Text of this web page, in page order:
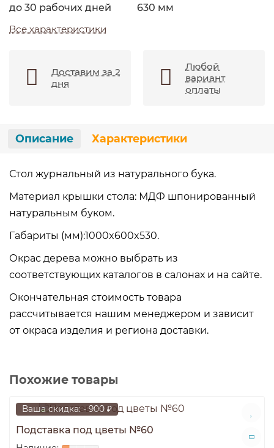
до 30 рабочих дней
630 мм
Все характеристики
Доставим за 2
дня
Любой
вариант
оплаты
Описание Характеристики
Стол журнальный из натурального бука.
Материал крышки стола: МДФ шпонированный
натуральным буком.
Габариты (мм):1000x600x530.
Окрас дерева можно выбрать из
соответствующих каталогов в салонах и на сайте.
Окончательная стоимость товара
рассчитывается нашим менеджером и зависит
от окраса изделия и региона доставки.
Похожие товары
Ваша скидка: - 900 ₽
Подставка под цветы №60